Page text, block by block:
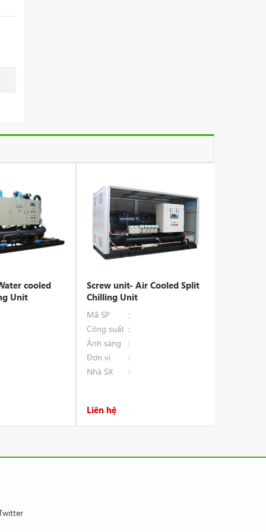
cooled
Unit
Screw unit- Air Cooled Split
Chilling Unit
Mã SP
Công suất
Ánh sáng
Đơn vị
Nhà SX
Liên hệ